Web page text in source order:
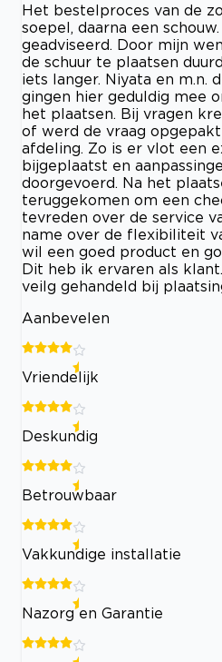
Het bestelproces van de
soepel, daarna een
geadviseerd. Door mijn
de schuur te plaatsen
iets langer. Niyata en m.n.
gingen hier geduldig mee
het plaatsen. Bij vragen
of werd de vraag
afdeling. Zo is er vlot een
bijgeplaatst en
doorgevoerd. Na het
teruggekomen om een
tevreden over de service
name over de flexibiliteit
wil een goed product en
Dit heb ik ervaren als
veilg gehandeld bij
Aanbevelen
Vriendelijk
Deskundig
Betrouwbaar
Vakkundige installatie
Nazorg en Garantie